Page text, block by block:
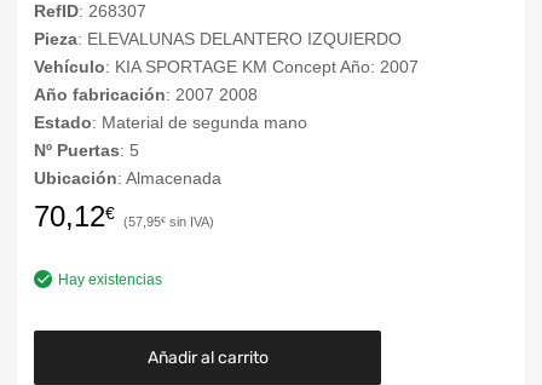
RefID: 268307
Pieza: ELEVALUNAS DELANTERO IZQUIERDO
Vehículo: KIA SPORTAGE KM Concept Año: 2007
Año fabricación: 2007 2008
Estado: Material de segunda mano
Nº Puertas: 5
Ubicación: Almacenada
70,12€ 57,95€
Hay existencias
Añadir al carrito